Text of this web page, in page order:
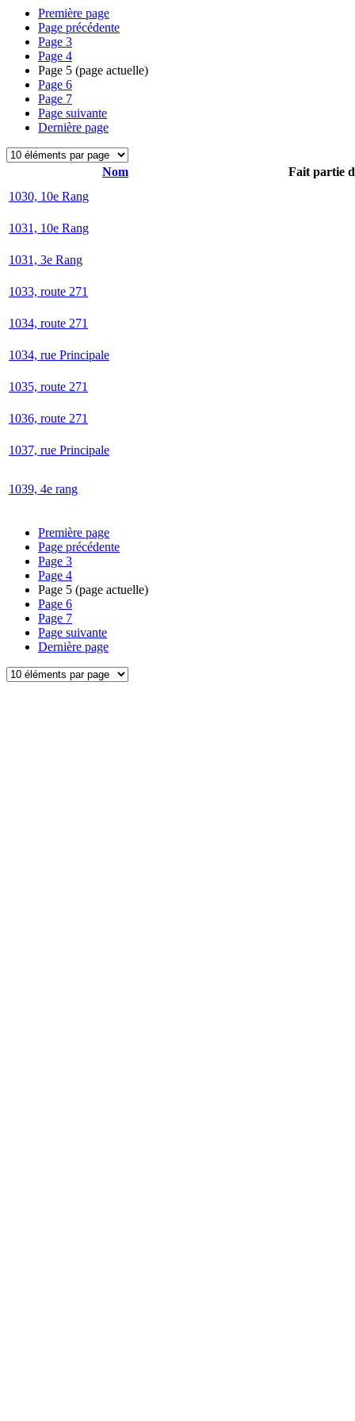
Première page
Page précédente
Page 3
Page 4
Page 5 (page actuelle)
Page 6
Page 7
Page suivante
Dernière page
Nom
Fait partie
1030, 10e Rang
1031, 10e Rang
1031, 3e Rang
1033, route 271
1034, route 271
1034, rue Principale
1035, route 271
1036, route 271
1037, rue Principale
1039, 4e rang
Première page
Page précédente
Page 3
Page 4
Page 5 (page actuelle)
Page 6
Page 7
Page suivante
Dernière page